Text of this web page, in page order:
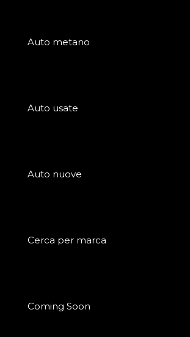
Auto metano
Auto usate
Auto nuove
Cerca per marca
Coming Soon